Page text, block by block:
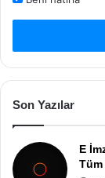
Son Yazılar
E
Tüm